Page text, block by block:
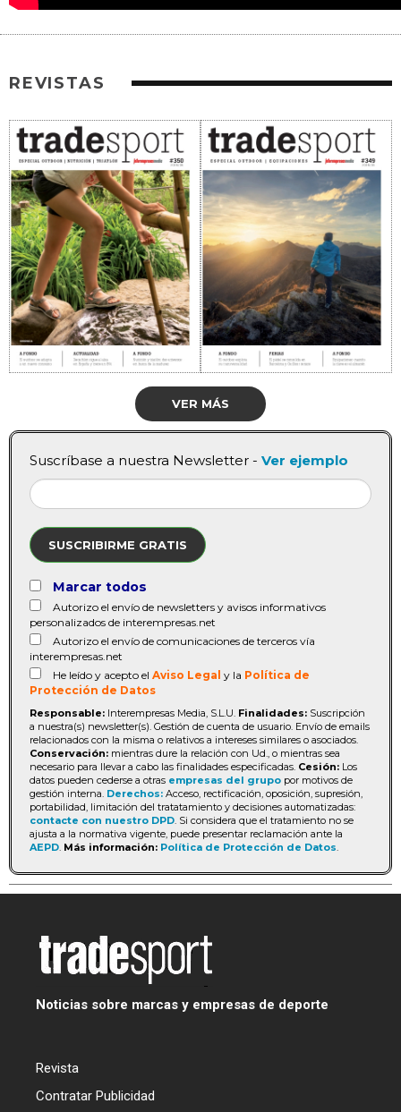
REVISTAS
VER MÁS
Suscríbase a nuestra Newsletter - Ver ejemplo
SUSCRIBIRME GRATIS
Marcar todos
Autorizo el envío de newsletters y avisos informativos
personalizados de interempresas.net
Autorizo el envío de comunicaciones de terceros vía
interempresas.net
He leído y acepto el Aviso Legal y la Política de
Protección de Datos
Responsable: Interempresas Media, S.L.U. Finalidades: Suscripción
a nuestra(s) newsletter(s). Gestión de cuenta de usuario. Envío de emails
relacionados con la misma o relativos a intereses similares o asociados.
Conservación: mientras dure la relación con Ud., o mientras sea
necesario para llevar a cabo las finalidades especificadas. Cesión: Los
datos pueden cederse a otras empresas del grupo por motivos de
gestión interna. Derechos: Acceso, rectificación, oposición, supresión,
portabilidad, limitación del tratatamiento y decisiones automatizadas:
contacte con nuestro DPD. Si considera que el tratamiento no se
ajusta a la normativa vigente, puede presentar reclamación ante la
AEPD. Más información: Política de Protección de Datos.
Noticias sobre marcas y empresas de deporte
Revista
Contratar Publicidad